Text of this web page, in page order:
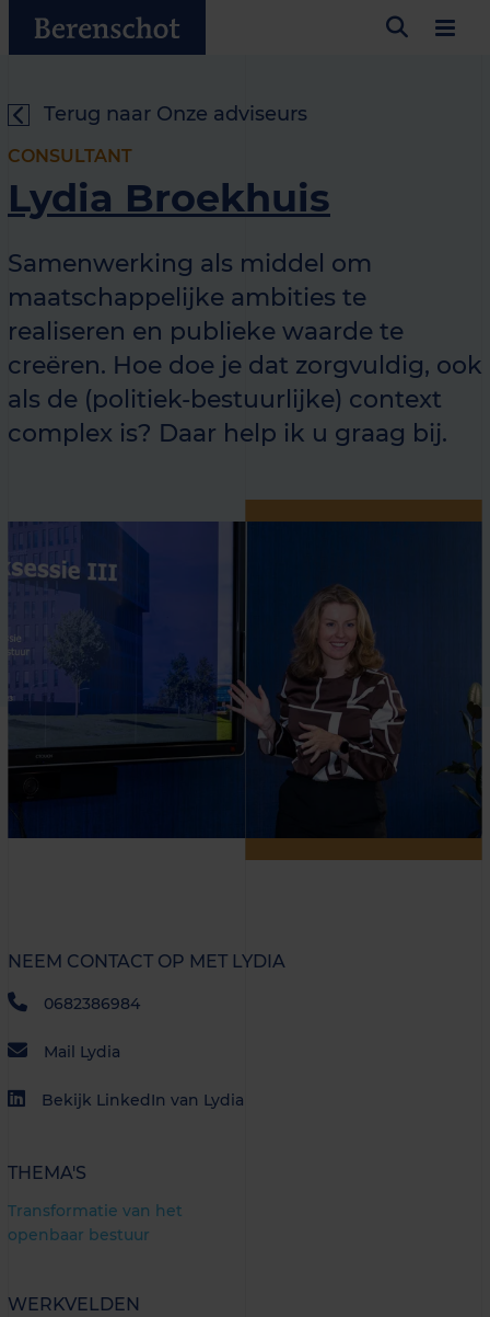
Terug naar Onze adviseurs
CONSULTANT
Lydia Broekhuis
Samenwerking als middel om
maatschappelijke ambities te
realiseren en publieke waarde te
creëren. Hoe doe je dat zorgvuldig, ook
als de (politiek-bestuurlijke) context
complex is? Daar help ik u graag bij.
NEEM CONTACT OP MET LYDIA
0682386984
Mail Lydia
Bekijk LinkedIn van Lydia
THEMA'S
Transformatie van het
openbaar bestuur
WERKVELDEN